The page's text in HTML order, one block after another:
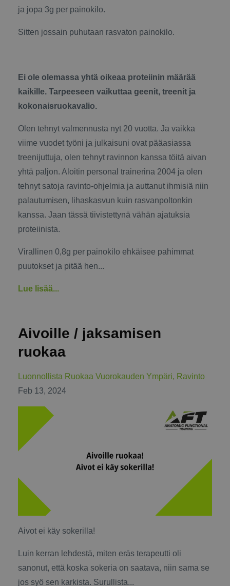
ja jopa 3g per painokilo.
Sitten jossain puhutaan rasvaton painokilo.
Ei ole olemassa yhtä oikeaa proteiinin määrää
kaikille. Tarpeeseen vaikuttaa geenit, treenit ja
kokonaisruokavalio.
Olen tehnyt valmennusta nyt 20 vuotta. Ja vaikka
viime vuodet työni ja julkaisuni ovat pääasiassa
treenijuttuja, olen tehnyt ravinnon kanssa töitä aivan
yhtä paljon. Aloitin personal trainerina 2004 ja olen
tehnyt satoja ravinto-ohjelmia ja auttanut ihmisiä niin
palautumisen, lihaskasvun kuin rasvanpoltonkin
kanssa. Jaan tässä tiivistettynä vähän ajatuksia
proteiinista.
Virallinen 0,8g per painokilo ehkäisee pahimmat
puutokset ja pitää hen...
Lue lisää...
Aivoille / jaksamisen
ruokaa
Luonnollista Ruokaa Vuorokauden Ympäri
Ravinto
Feb 13, 2024
Aivot ei käy sokerilla!
Luin kerran lehdestä, miten eräs terapeutti oli
sanonut, että koska sokeria on saatava, niin sama se
jos syö sen karkista. Surullista...